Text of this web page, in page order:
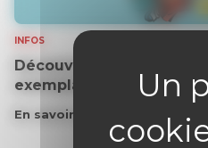
INFOS
Découvrez gratuitement
exemplaire du journal !
En savoir plus